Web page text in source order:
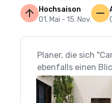
Hochsaison
01. Mai - 15. Nov.
Planer, die sich
ebenfalls einen